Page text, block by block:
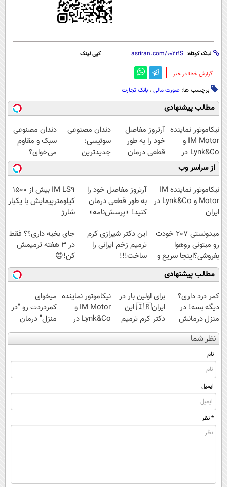
لینک کوتاه: کپی لینک
‌گزارش خطا در خبر
برچسب ها: صورت مالی ، بانک تجارت
مطالب پیشنهادی
نیکاموتور نماینده
IM Motor و
Lynk&Co در
ایران
آرتروز مفاصل
خود را به طور
قطعی درمان
کنید!
◗پرسش‌نامه◖
دندان مصنوعی
سوئیسی:
جدیدترین
فناوری اروپا،
سبک و مقاوم |
پرداخت قسطی
دندان مصنوعی
سبک و مقاوم
می‌خوای؟
پرداخت اقساطی
هم داریم!😍 |
📍تهران
از سراسر وب
نیکاموتور نماینده IM
Motor و Lynk&Co در
ایران
آرتروز مفاصل خود را
به طور قطعی درمان
کنید! ◗پرسش‌نامه◖
IM LS9 بیش از 1500
کیلومترپیمایش با یکبار
شارژ
میدونستی 207 خودت
رو میتونی روهوا
بفروشی؟اینجا سریع و
راحت بفروش
این دکتر شیرازی کرم
ترمیم زخم ایرانی را
ساخت!!!
جای بخیه داری؟؟ فقط
در 3 هفته ترمیمش
کن!😍
مطالب پیشنهادی
کمر درد داری؟
دیگه بسه! در
منزل درمانش
کن
(◀پرسش‌نامه)
برای اولین بار در
ایران🇮🇷 این
دکتر کرم ترمیم
کننده 23 روزه
ساخت!
نیکاموتور نماینده
IM Motor و
Lynk&Co در
ایران
میخوای
کمردردت رو "در
منزل" درمان
کنی؟ (◂فیلم +
◂پرسش‌نامه)
نظر شما
نام
ایمیل
* نظر